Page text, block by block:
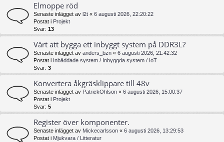
Elmoppe röd
Senaste inlägget av l2t « 6 augusti 2026, 22:20:22
Postat i Projekt
Svar: 13
Värt att bygga ett inbyggt system på DDR3L?
Senaste inlägget av anders_bzn « 6 augusti 2026, 21:42:32
Postat i Inbäddade system / Inbyggda system / IoT
Svar: 3
Konvertera åkgräsklippare till 48v
Senaste inlägget av PatrickOhlson « 6 augusti 2026, 15:00:37
Postat i Projekt
Svar: 5
Register över komponenter.
Senaste inlägget av Mickecarlsson « 6 augusti 2026, 13:29:53
Postat i Mjukvara / Litteratur